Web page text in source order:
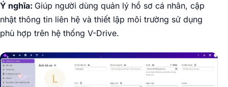
Ý nghĩa: Giúp người dùng quản lý hồ sơ cá nhân, cập
nhật thông tin liên hệ và thiết lập môi trường sử dụng
phù hợp trên hệ thống V-Drive.